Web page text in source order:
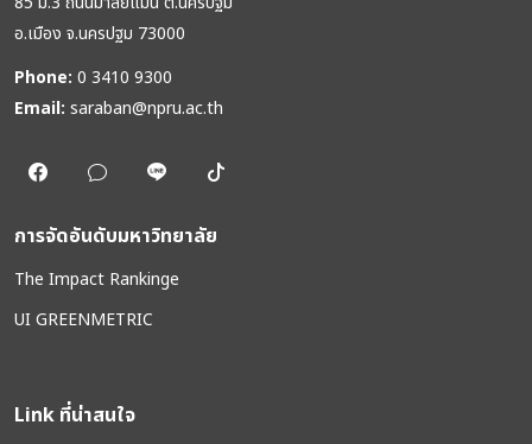
อ.เมือง จ.นครปฐม 73000
Phone: 0 3410 9300
Email: saraban@npru.ac.th
การจัดอันดับมหาวิทยาลัย
The Impact Rankinge
UI GREENMETRIC
Link ที่น่าสนใจ